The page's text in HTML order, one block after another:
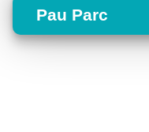
Pau Parc